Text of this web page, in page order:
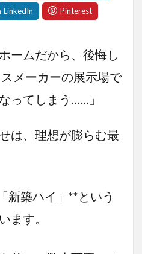
ームだから、後悔し
メーカーの展示場で
ってしまう……」
は、理想が膨らむ最
新築ハイ」**という
ます。